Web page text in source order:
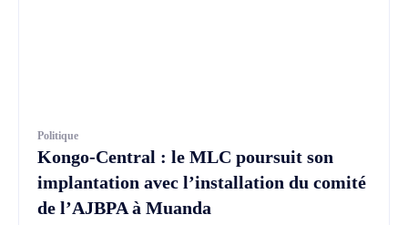
Politique
Kongo-Central : le MLC poursuit son
implantation avec l’installation du comité
de l’AJBPA à Muanda